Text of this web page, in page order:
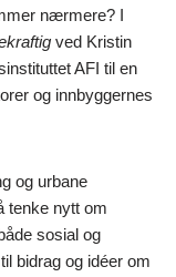
nærmere? I
ved Kristin
AFI til en
og innbyggernes
og urbane
tenke nytt om
sosial og
bidrag og idéer om